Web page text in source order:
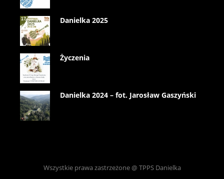
Danielka 2025
Życzenia
Danielka 2024 – fot. Jarosław Gaszyński
Wszystkie prawa zastrzeżone @ TPPS Danielka